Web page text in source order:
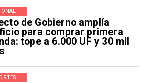
de Gobierno amplía
para comprar primera
tope a 6.000 UF y 30 mil